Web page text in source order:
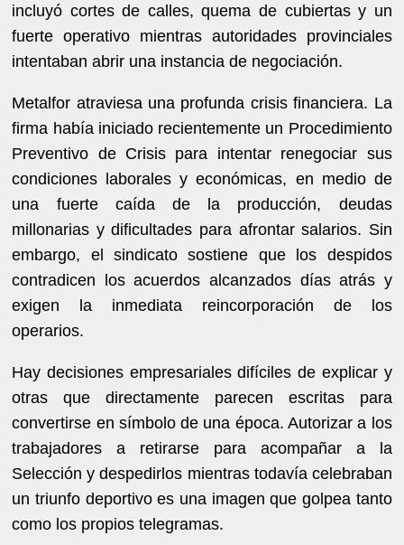
incluyó cortes de calles, quema de cubiertas y un
fuerte operativo mientras autoridades provinciales
intentaban abrir una instancia de negociación.
Metalfor atraviesa una profunda crisis financiera. La
firma había iniciado recientemente un Procedimiento
Preventivo de Crisis para intentar renegociar sus
condiciones laborales y económicas, en medio de
una fuerte caída de la producción, deudas
millonarias y dificultades para afrontar salarios. Sin
embargo, el sindicato sostiene que los despidos
contradicen los acuerdos alcanzados días atrás y
exigen la inmediata reincorporación de los
operarios.
Hay decisiones empresariales difíciles de explicar y
otras que directamente parecen escritas para
convertirse en símbolo de una época. Autorizar a los
trabajadores a retirarse para acompañar a la
Selección y despedirlos mientras todavía celebraban
un triunfo deportivo es una imagen que golpea tanto
como los propios telegramas.